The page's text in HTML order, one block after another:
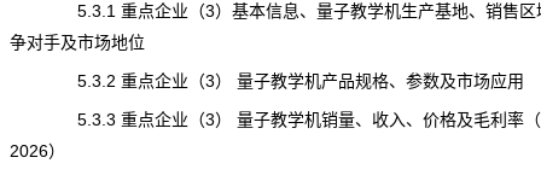
5.3.1 重点企业（3）基本信息、量子教学机生产基地、销售区
争对手及市场地位
5.3.2 重点企业（3） 量子教学机产品规格、参数及市场应用
5.3.3 重点企业（3） 量子教学机销量、收入、价格及毛利率（
2026）